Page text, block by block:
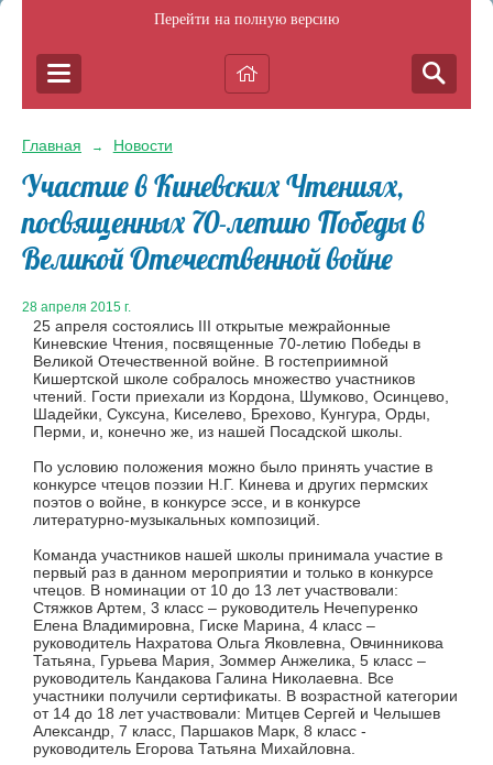
Перейти на полную версию
Главная → Новости
Участие в Киневских Чтениях,
посвященных 70-летию Победы в
Великой Отечественной войне
28 апреля 2015 г.
25 апреля состоялись III открытые межрайонные
Киневские Чтения, посвященные 70-летию Победы в
Великой Отечественной войне. В гостеприимной
Кишертской школе собралось множество участников
чтений. Гости приехали из Кордона, Шумково, Осинцево,
Шадейки, Суксуна, Киселево, Брехово, Кунгура, Орды,
Перми, и, конечно же, из нашей Посадской школы.
По условию положения можно было принять участие в
конкурсе чтецов поэзии Н.Г. Кинева и других пермских
поэтов о войне, в конкурсе эссе, и в конкурсе
литературно-музыкальных композиций.
Команда участников нашей школы принимала участие в
первый раз в данном мероприятии и только в конкурсе
чтецов. В номинации от 10 до 13 лет участвовали:
Стяжков Артем, 3 класс – руководитель Нечепуренко
Елена Владимировна, Гиске Марина, 4 класс –
руководитель Нахратова Ольга Яковлевна, Овчинникова
Татьяна, Гурьева Мария, Зоммер Анжелика, 5 класс –
руководитель Кандакова Галина Николаевна. Все
участники получили сертификаты. В возрастной категории
от 14 до 18 лет участвовали: Митцев Сергей и Челышев
Александр, 7 класс, Паршаков Марк, 8 класс -
руководитель Егорова Татьяна Михайловна.